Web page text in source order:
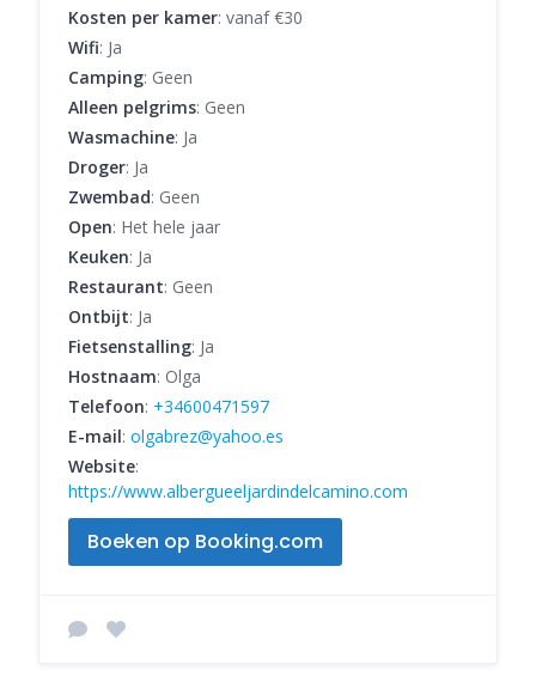
Kosten per kamer: vanaf €30
Wifi: Ja
Camping: Geen
Alleen pelgrims: Geen
Wasmachine: Ja
Droger: Ja
Zwembad: Geen
Open: Het hele jaar
Keuken: Ja
Restaurant: Geen
Ontbijt: Ja
Fietsenstalling: Ja
Hostnaam: Olga
Telefoon: +34600471597
E-mail: olgabrez@yahoo.es
Website:
https://www.albergueeljardindelcamino.com
Boeken op Booking.com